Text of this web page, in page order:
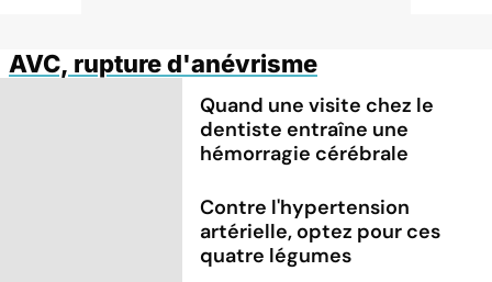
AVC, rupture d'anévrisme
Quand une visite chez le
dentiste entraîne une
hémorragie cérébrale
Contre l'hypertension
artérielle, optez pour ces
quatre légumes